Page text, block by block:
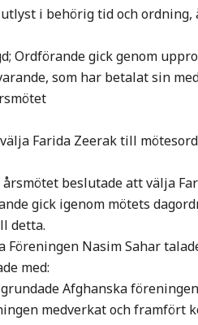
i behörig tid och
Ordförande gick genom
som har betalat sin
Farida Zeerak till
beslutade att välja
gick igenom mötets
detta.
Föreningen Nasim Sahar
med:
Afghanska
medverkat och